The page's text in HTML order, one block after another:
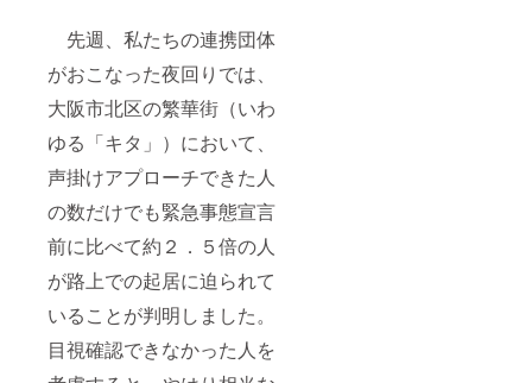
先週、私たちの連携団体
がおこなった夜回りでは、
大阪市北区の繁華街（いわ
ゆる「キタ」）において、
声掛けアプローチできた人
の数だけでも緊急事態宣言
前に比べて約２．５倍の人
が路上での起居に迫られて
いることが判明しました。
目視確認できなかった人を